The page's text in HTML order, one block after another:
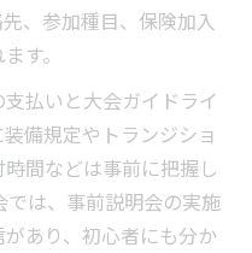
、参加種目、保険加入
す。
払いと大会ガイドライ
備規定やトランジショ
間などは事前に把握し
は、事前説明会の実施
あり、初心者にも分か